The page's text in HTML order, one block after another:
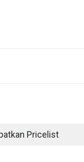
Pricelist